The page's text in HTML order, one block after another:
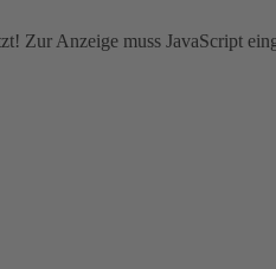
Zur Anzeige muss JavaScript